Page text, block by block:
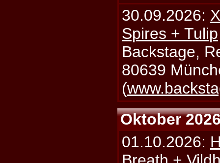
30.09.2026:
Spires + Tulip
Backstage,
80639
(
Oktober
01.10.2026: